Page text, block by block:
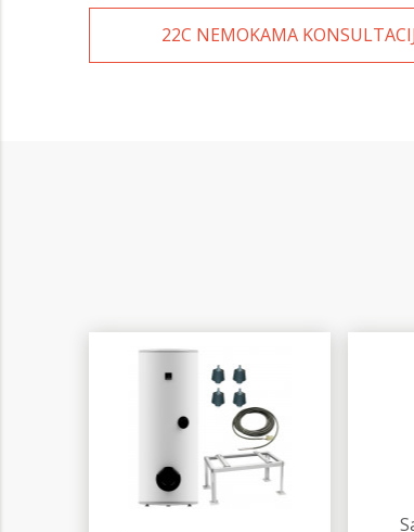
22C NEMOKAMA